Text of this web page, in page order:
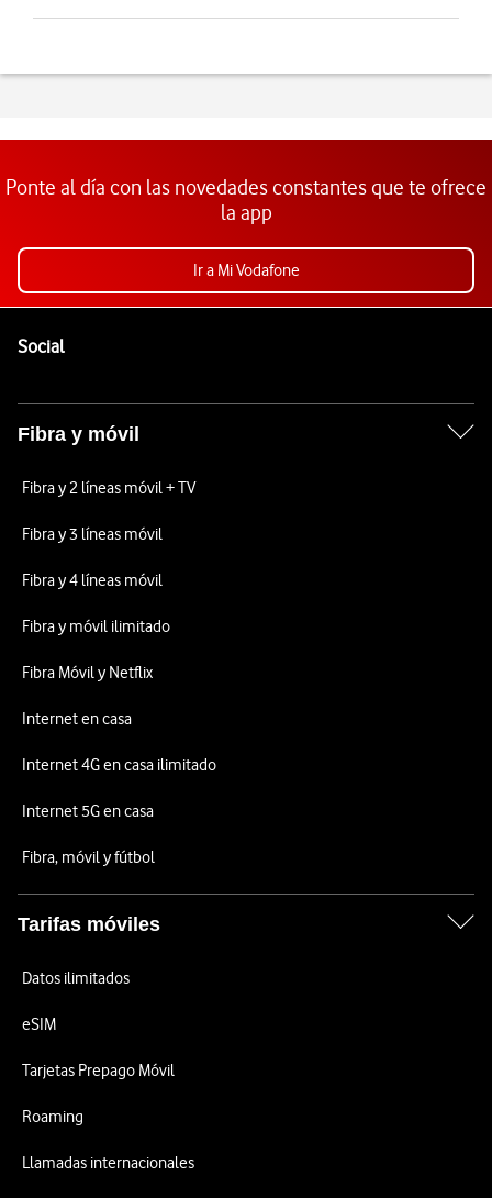
Ponte al día con las novedades constantes que te ofrece
la app
Ir a Mi Vodafone
SocialEnlaces a las redes sociales de Vodafone
Fibra y móvil
Fibra y 2 líneas móvil + TV
Fibra y 3 líneas móvil
Fibra y 4 líneas móvil
Fibra y móvil ilimitado
Fibra Móvil y Netflix
Internet en casa
Internet 4G en casa ilimitado
Internet 5G en casa
Fibra, móvil y fútbol
Tarifas móviles
Datos ilimitados
eSIM
Tarjetas Prepago Móvil
Roaming
Llamadas internacionales